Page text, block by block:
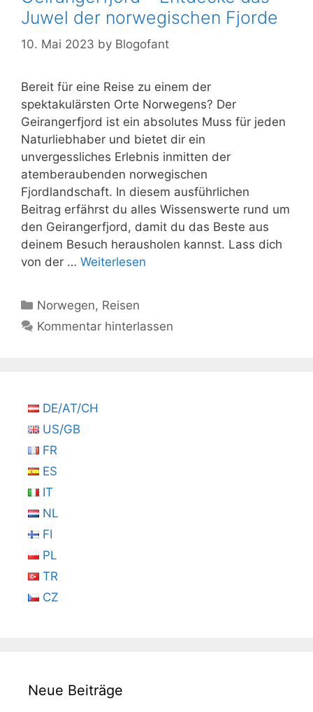
Juwel der norwegischen Fjorde
10. Mai 2023 by Blogofant
Bereit für eine Reise zu einem der
spektakulärsten Orte Norwegens? Der
Geirangerfjord ist ein absolutes Muss für jeden
Naturliebhaber und bietet dir ein
unvergessliches Erlebnis inmitten der
atemberaubenden norwegischen
Fjordlandschaft. In diesem ausführlichen
Beitrag erfährst du alles Wissenswerte rund um
den Geirangerfjord, damit du das Beste aus
deinem Besuch herausholen kannst. Lass dich
von der … Weiterlesen
Kategorien
Norwegen, Reisen
Kommentar hinterlassen
DE/AT/CH
US/GB
FR
ES
IT
NL
FI
PL
TR
CZ
Neue Beiträge